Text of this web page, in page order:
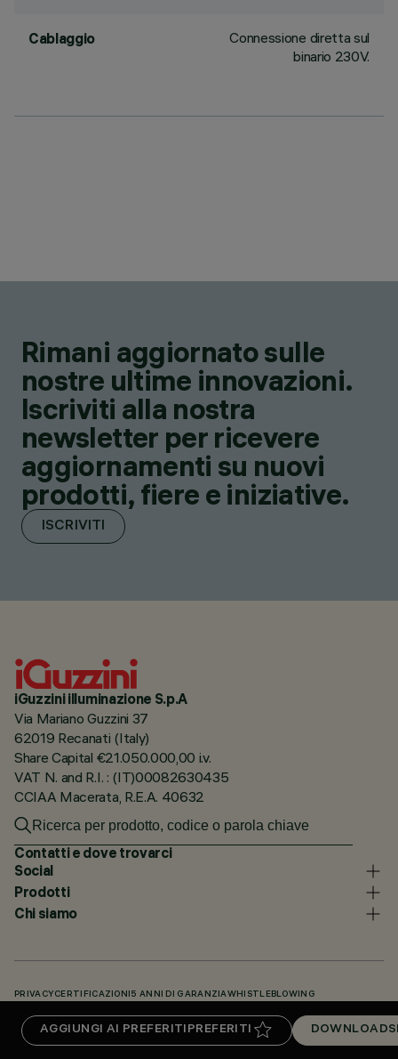
AGGIUNGI AI PREFERITI PREFERITI DOWNLOADS
Cablaggio
Connessione diretta sul
binario 230V.
Rimani aggiornato sulle
nostre ultime innovazioni.
Iscriviti alla nostra
newsletter per ricevere
aggiornamenti su nuovi
prodotti, fiere e iniziative.
ISCRIVITI
iGuzzini illuminazione S.p.A
Via Mariano Guzzini 37
62019 Recanati (Italy)
Share Capital €21.050.000,00 i.v.
VAT N. and R.I. : (IT)00082630435
CCIAA Macerata, R.E.A. 40632
Contatti e dove trovarci
Social
Prodotti
Chi siamo
PRIVACY CERTIFICAZIONI 5 ANNI DI GARANZIAWHISTLEBLOWING
KNOWLEDGE BASE (LOGIN NECESSARIO)DOWNLOADS